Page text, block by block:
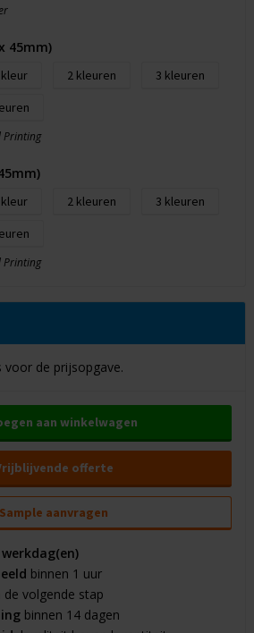
45mm)
2
3
Printing
2
3
Printing
de prijsopgave.
aan winkelwagen
offerte
Sample aanvragen
werkdag(en)
binnen 1 uur
de volgende stap
binnen 14 dagen